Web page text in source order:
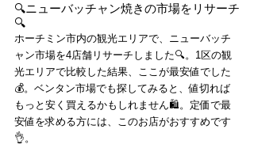
🔍ニューバッチャン焼きの市場をリサーチ
🔍
ホーチミン市内の観光エリアで、ニューバッチ
ャン市場を4店舗リサーチしました🔍。1区の観
光エリアで比較した結果、ここが最安値でした
💰。ベンタン市場でも探してみると、値切れば
もっと安く買えるかもしれません🛍️。定価で最
安値を求める方には、このお店がおすすめです
👌。